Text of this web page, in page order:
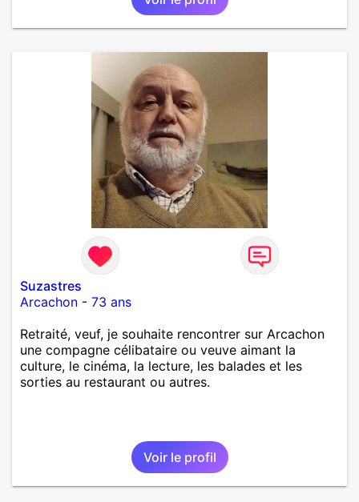
Suzastres
Arcachon - 73 ans
Retraité, veuf, je souhaite rencontrer sur Arcachon
une compagne célibataire ou veuve aimant la
culture, le cinéma, la lecture, les balades et les
sorties au restaurant ou autres.
Voir le profil